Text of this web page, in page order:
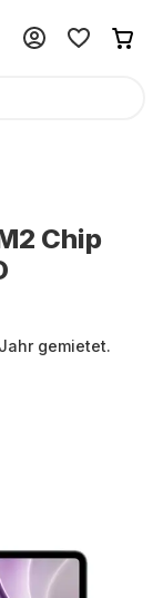
Chip
gemietet.